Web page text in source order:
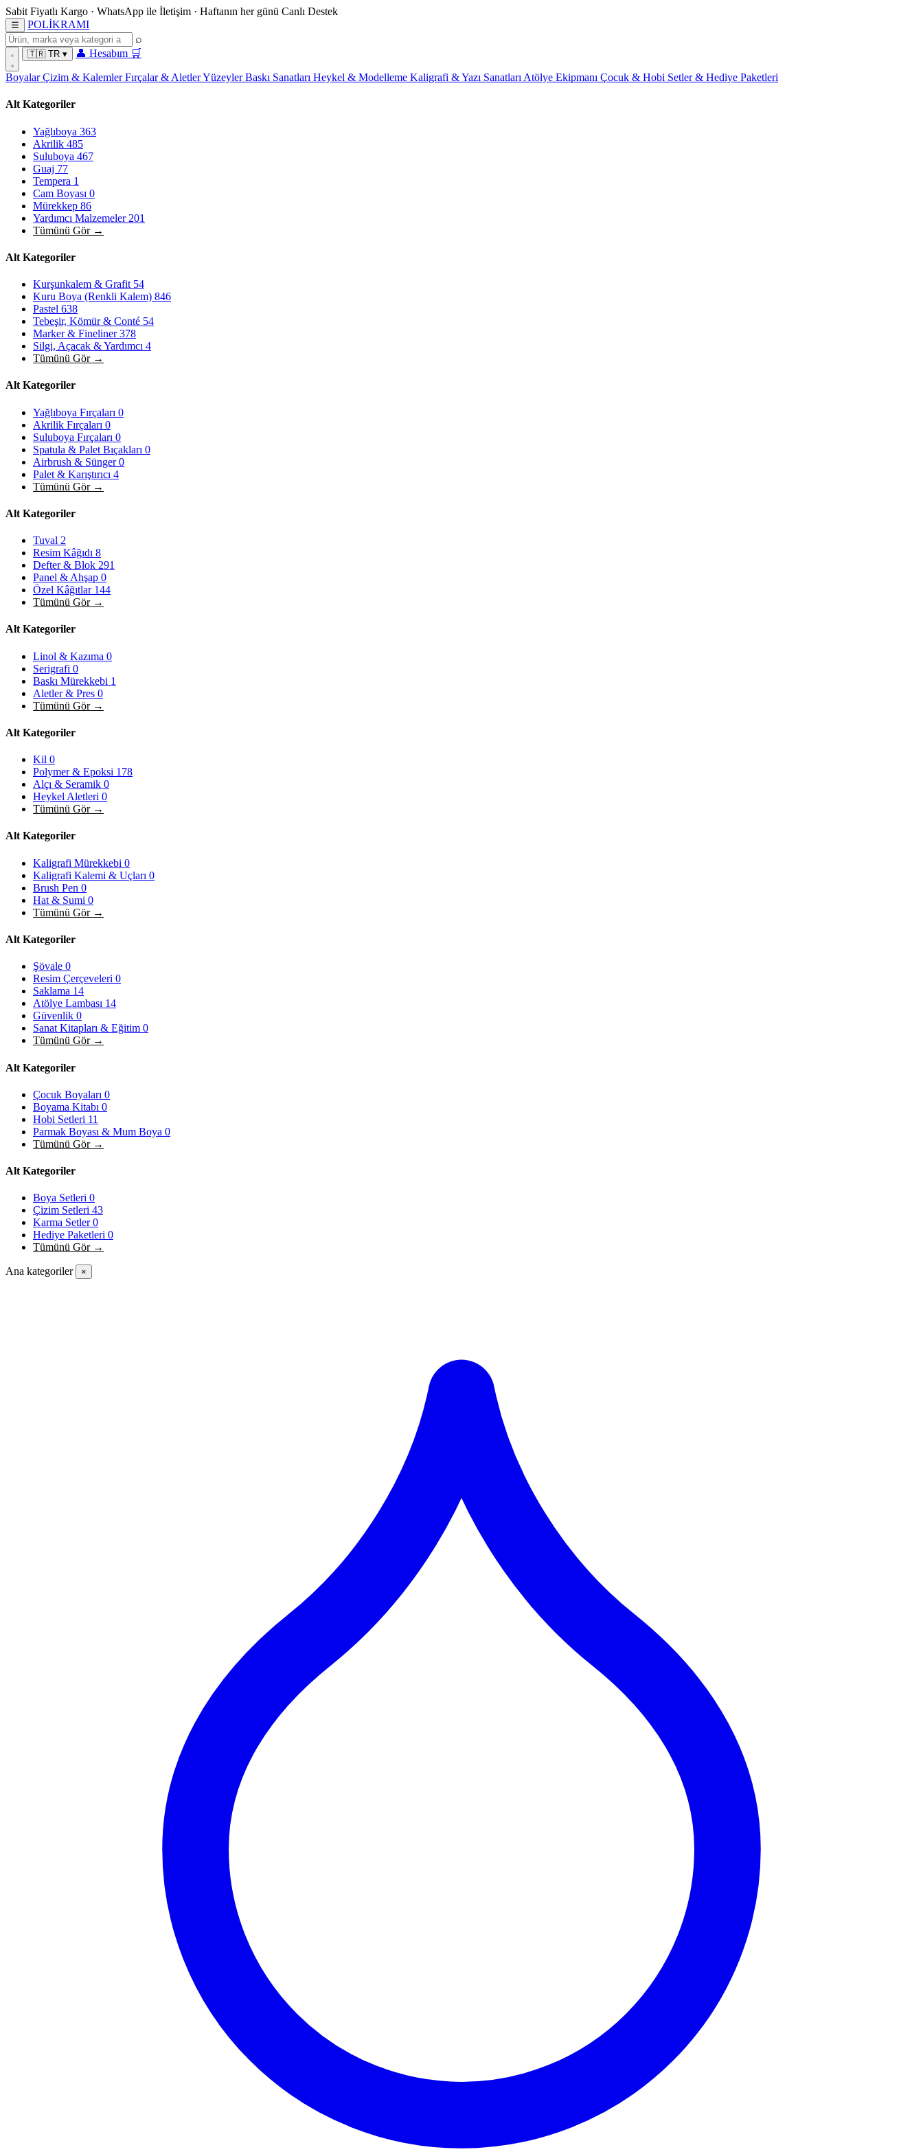
Sabit Fiyatlı Kargo · WhatsApp ile İletişim · Haftanın her günü Canlı Destek
☰ POLİKRAMI
⌕
🇹🇷 TR ▾ 👤 Hesabım 🛒
BoyalarÇizim & KalemlerFırçalar & AletlerYüzeylerBaskı Sanatları Heykel & Modelleme Kaligrafi & Yazı Sanatları Atölye Ekipmanı Çocuk & Hobi Setler & Hediye Paketleri
Alt Kategoriler
Yağlıboya 363
Akrilik 485
Suluboya 467
Guaj 77
Tempera 1
Cam Boyası 0
Mürekkep 86
Yardımcı Malzemeler 201
Tümünü Gör →
Alt Kategoriler
Kurşunkalem & Grafit 54
Kuru Boya (Renkli Kalem) 846
Pastel 638
Tebeşir, Kömür & Conté 54
Marker & Fineliner378
Silgi, Açacak & Yardımcı 4
Tümünü Gör →
Alt Kategoriler
Yağlıboya Fırçaları 0
Akrilik Fırçaları 0
Suluboya Fırçaları 0
Spatula & Palet Bıçakları 0
Airbrush & Sünger0
Palet & Karıştırıcı 4
Tümünü Gör →
Alt Kategoriler
Tuval 2
Resim Kâğıdı 8
Defter & Blok 291
Panel & Ahşap 0
Özel Kâğıtlar 144
Tümünü Gör →
Alt Kategoriler
Linol & Kazıma 0
Serigrafi 0
Baskı Mürekkebi 1
Aletler & Pres 0
Tümünü Gör →
Alt Kategoriler
Kil 0
Polymer & Epoksi 178
Alçı & Seramik 0
Heykel Aletleri 0
Tümünü Gör →
Alt Kategoriler
Kaligrafi Mürekkebi 0
Kaligrafi Kalemi & Uçları 0
Brush Pen 0
Hat & Sumi 0
Tümünü Gör →
Alt Kategoriler
Şövale 0
Resim Çerçeveleri 0
Saklama 14
Atölye Lambası 14
Güvenlik 0
Sanat Kitapları & Eğitim 0
Tümünü Gör →
Alt Kategoriler
Çocuk Boyaları 0
Boyama Kitabı 0
Hobi Setleri 11
Parmak Boyası & Mum Boya 0
Tümünü Gör →
Alt Kategoriler
Boya Setleri 0
Çizim Setleri 43
Karma Setler0
Hediye Paketleri 0
Tümünü Gör →
Ana kategoriler ×